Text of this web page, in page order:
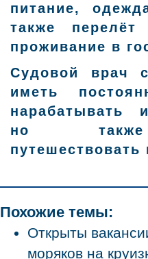
питание,
также
проживание в
Судовой врач
иметь
нарабатывать
но также
Похожие темы:
Открыты
моряков на